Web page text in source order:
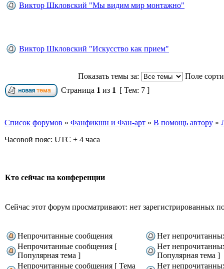
Виктор Шкловский "Мы видим мир монтажно"
Виктор Шкловский "Искусство как прием"
Показать темы за:
Поле
Страница 1 из 1 [ Тем: 7 ]
Список форумов » Фанфикшн и Фан-арт » В помощь автору »
Часовой пояс: UTC + 4 часа
Кто сейчас на конференции
Сейчас этот форум просматривают: нет зарегистрированных
Непрочитанные сообщения
Нет
Непрочитанные сообщения [
Популярная тема ]
Нет
Популярная тема ]
Непрочитанные сообщения [ Тема
Нет